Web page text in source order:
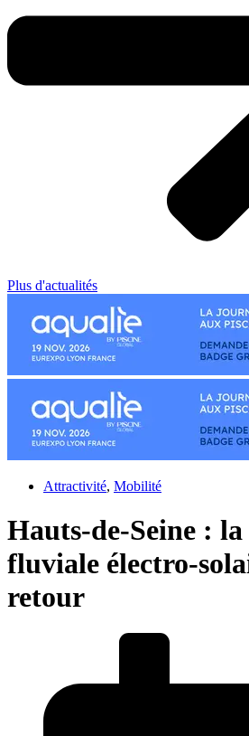
Plus d'actualités
Attractivité, Mobilité
Hauts-de-Seine :
fluviale électro-
retour